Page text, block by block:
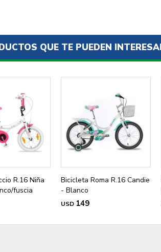
QUE TE PUEDEN
R.16 Niña
fuscia
Bicicleta Roma R.16 Candie
- Blanco
USD 149